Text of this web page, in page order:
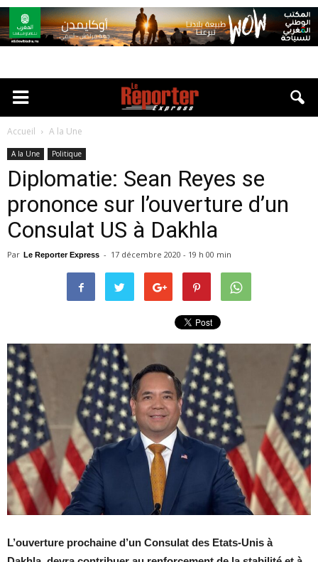
Accueil A la Une
A la Une Politique
Diplomatie: Sean Reyes se
prononce sur l’ouverture d’un
Consulat US à Dakhla
Par Le Reporter Express - 17 décembre 2020 - 19 h 00 min
L’ouverture prochaine d’un Consulat des Etats-Unis à